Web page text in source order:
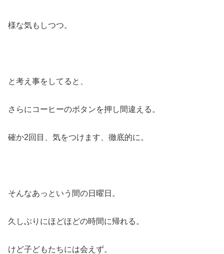
様な気もしつつ。
と考え事をしてると、
さらにコーヒーのボタンを押し間違える。
確か2回目、気をつけます、徹底的に。
そんなあっという間の日曜日。
久しぶりにほどほどの時間に帰れる。
けど子どもたちには会えず。